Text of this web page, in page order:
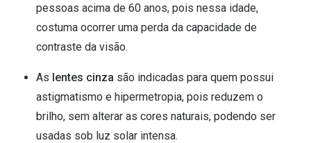
Quadrados
Redondos
Conselhos
🆕 Guia de Compras para o formato do seu
pessoas acima de 60 anos, pois nessa idade,
costuma ocorrer uma perda da capacidade de
contraste da visão.
As lentes cinza são indicadas para quem possui
astigmatismo e hipermetropia, pois reduzem o
brilho, sem alterar as cores naturais, podendo ser
usadas sob luz solar intensa.